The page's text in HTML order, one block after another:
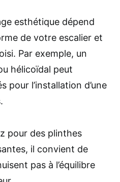
esthétique dépend
de votre escalier et
Par exemple, un
hélicoïdal peut
pour l’installation d’une
pour des plinthes
il convient de
pas à l’équilibre